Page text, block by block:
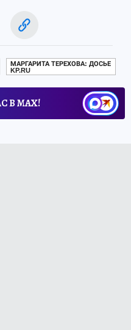
МАРГАРИТА ТЕРЕХОВА: ДОСЬЕ
KP.RU
В МАХ!